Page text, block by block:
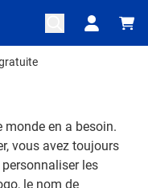
monde en a besoin.
vous avez toujours
les
le nom de